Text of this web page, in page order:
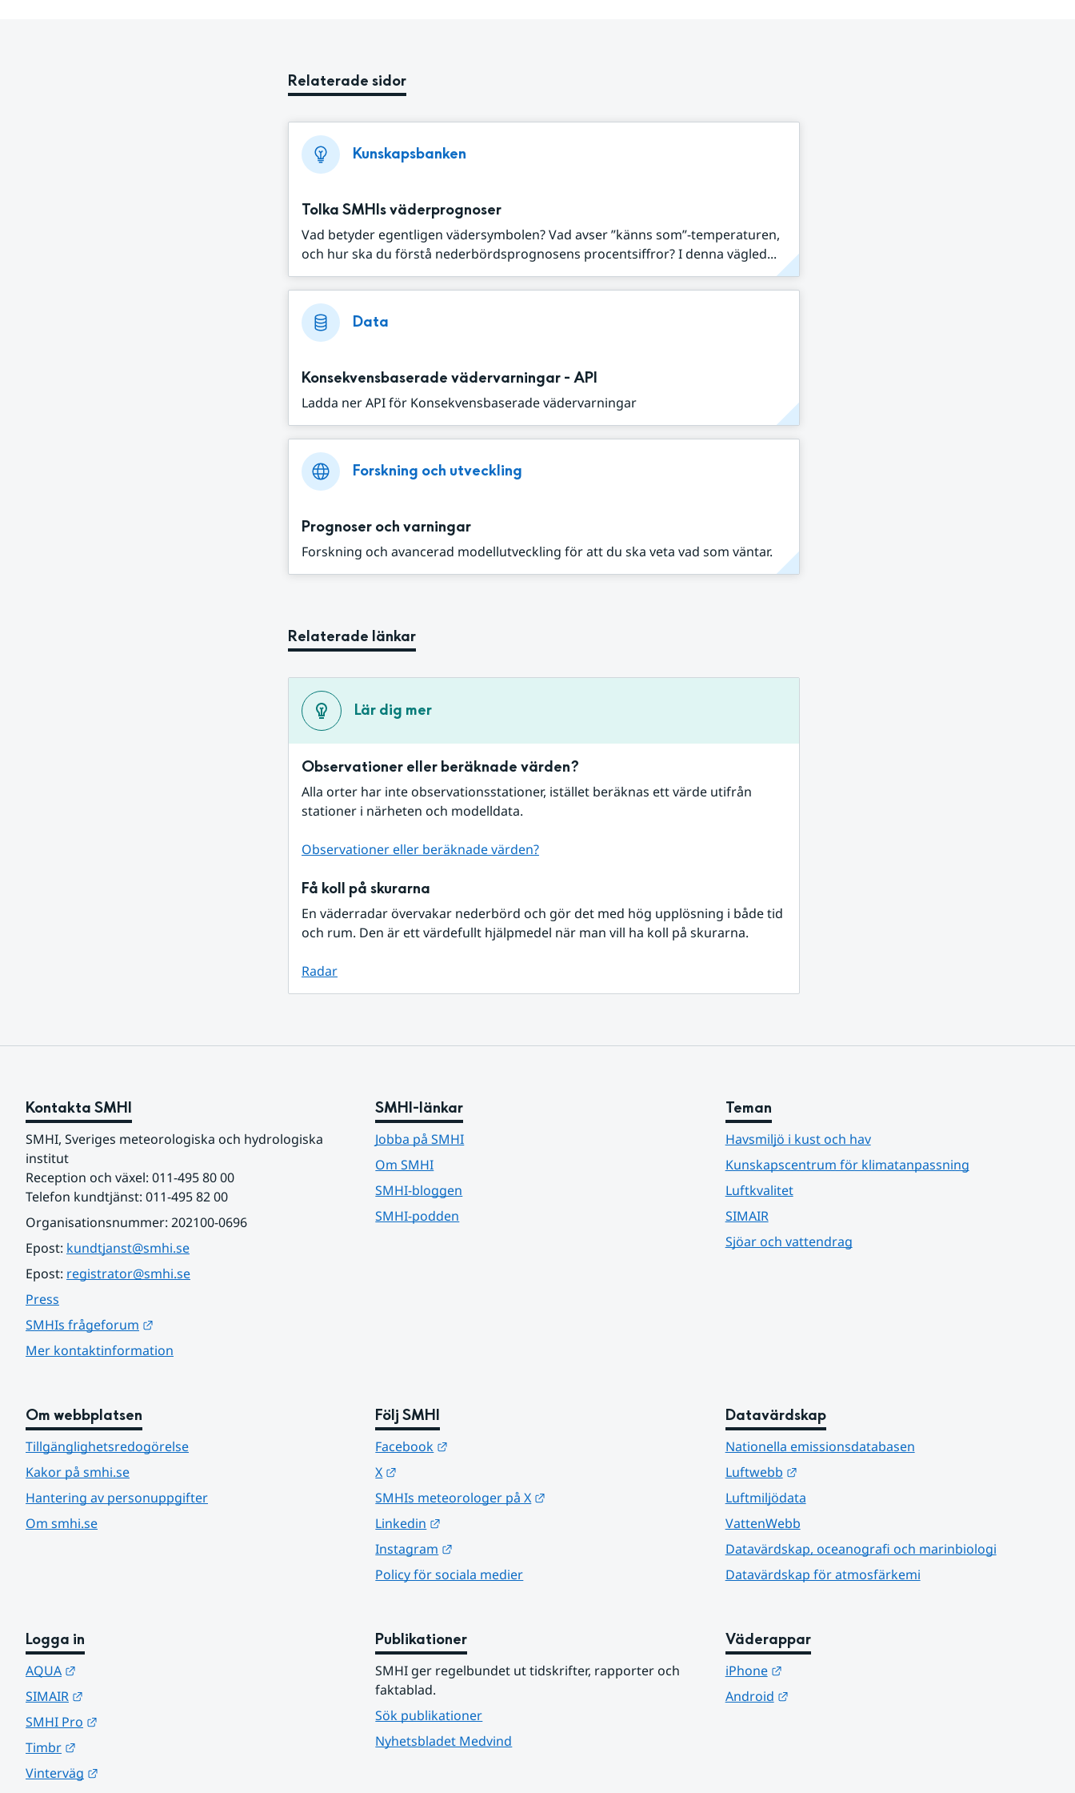
Relaterade sidor
Kunskapsbanken
Tolka SMHIs väderprognoser
Vad betyder egentligen vädersymbolen? Vad avser ”känns som”-temperaturen,
och hur ska du förstå nederbördsprognosens procentsiffror? I denna vägled...
Data
Konsekvensbaserade vädervarningar - API
Ladda ner API för Konsekvensbaserade vädervarningar
Forskning och utveckling
Prognoser och varningar
Forskning och avancerad modellutveckling för att du ska veta vad som väntar.
Relaterade länkar
Lär dig mer
Observationer eller beräknade värden?
Alla orter har inte observationsstationer, istället beräknas ett värde utifrån
stationer i närheten och modelldata.
Observationer eller beräknade värden?
Få koll på skurarna
En väderradar övervakar nederbörd och gör det med hög upplösning i både tid
och rum. Den är ett värdefullt hjälpmedel när man vill ha koll på skurarna.
Radar
Kontakta SMHI
SMHI, Sveriges meteorologiska och hydrologiska
institut
Reception och växel: 011-495 80 00
Telefon kundtjänst: 011-495 82 00
Organisationsnummer: 202100-0696
Epost: kundtjanst@smhi.se
Epost: registrator@smhi.se
Press
SMHIs frågeforum
Mer kontaktinformation
SMHI-länkar
Jobba på SMHI
Om SMHI
SMHI-bloggen
SMHI-podden
Teman
Havsmiljö i kust och hav
Kunskapscentrum för klimatanpassning
Luftkvalitet
SIMAIR
Sjöar och vattendrag
Om webbplatsen
Tillgänglighetsredogörelse
Kakor på smhi.se
Hantering av personuppgifter
Om smhi.se
Följ SMHI
Facebook
X
SMHIs meteorologer på X
Linkedin
Instagram
Policy för sociala medier
Datavärdskap
Nationella emissionsdatabasen
Luftwebb
Länk till annan webbplats.
Luftmiljödata
VattenWebb
Datavärdskap, oceanografi och marinbiologi
Datavärdskap för atmosfärkemi
Logga in
AQUA
SIMAIR
SMHI Pro
Timbr
Vinterväg
Publikationer
SMHI ger regelbundet ut tidskrifter, rapporter och
faktablad.
Sök publikationer
Nyhetsbladet Medvind
Väderappar
iPhone
Länk till annan webbplats.
Android
Länk till annan webbplats.